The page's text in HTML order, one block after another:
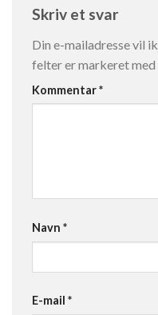
Skriv et svar
Din e-mailadresse vil
felter er markeret med
Kommentar*
Navn *
E-mail *